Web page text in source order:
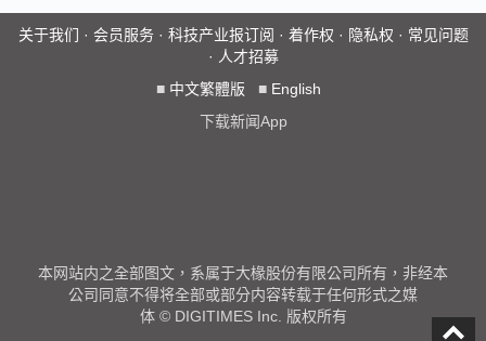
关于我们 · 会员服务· 科技产业报订阅 · 着作权 · 隐私权 · 常见问题
· 人才招募
■ 中文繁體版 ■ English
下载新闻App
本网站内之全部图文，系属于大椽股份有限公司所有，非经本
公司同意不得将全部或部分内容转载于任何形式之媒
体 © DIGITIMES Inc. 版权所有